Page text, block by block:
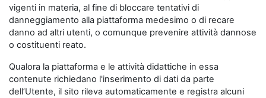
vigenti in materia, al fine di bloccare tentativi di
danneggiamento alla piattaforma medesimo o di recare
danno ad altri utenti, o comunque prevenire attività dannose
o costituenti reato.
Qualora la piattaforma e le attività didattiche in essa
contenute richiedano l'inserimento di dati da parte
dell’Utente, il sito rileva automaticamente e registra alcuni